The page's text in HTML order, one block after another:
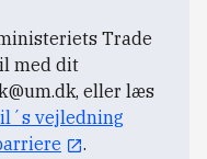
Trade
med dit
, eller læs
vejledning
.